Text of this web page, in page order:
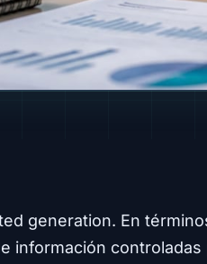
generation. En
información